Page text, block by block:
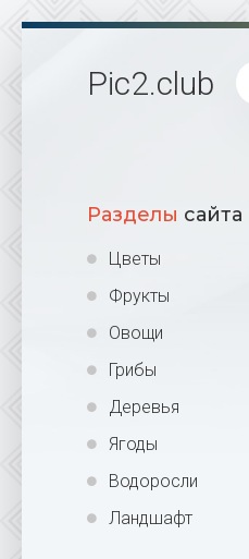
Pic2.club
Разделы сайта
Цветы
Фрукты
Овощи
Грибы
Деревья
Ягоды
Водоросли
Ландшафт